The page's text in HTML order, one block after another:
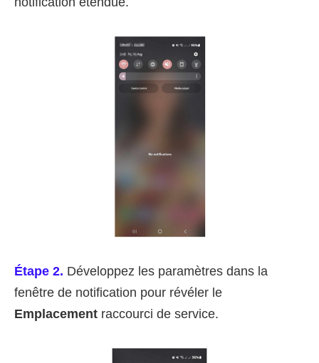
Étape 2. Développez les paramètres dans la
fenêtre de notification pour révéler le
Emplacement raccourci de service.